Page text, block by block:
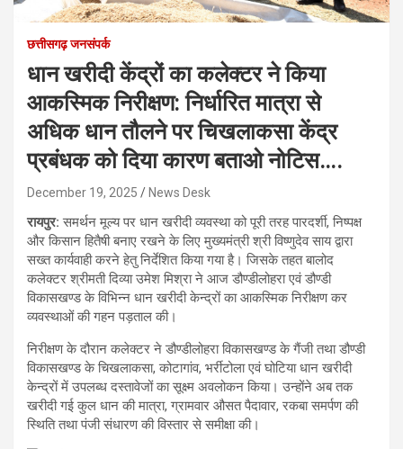
छत्तीसगढ़ जनसंपर्क
धान खरीदी केंद्रों का कलेक्टर ने किया
आकस्मिक निरीक्षण: निर्धारित मात्रा से
अधिक धान तौलने पर चिखलाकसा केंद्र
प्रबंधक को दिया कारण बताओ नोटिस….
December 19, 2025 News Desk
रायपुर:समर्थन मूल्य पर धान खरीदी व्यवस्था को पूरी तरह पारदर्शी, निष्पक्ष
और किसान हितैषी बनाए रखने के लिए मुख्यमंत्री श्री विष्णुदेव साय द्वारा
सख्त कार्यवाही करने हेतु निर्देशित किया गया है। जिसके तहत बालोद
कलेक्टर श्रीमती दिव्या उमेश मिश्रा ने आज डौण्डीलोहरा एवं डौण्डी
विकासखण्ड के विभिन्न धान खरीदी केन्द्रों का आकस्मिक निरीक्षण कर
व्यवस्थाओं की गहन पड़ताल की।
निरीक्षण के दौरान कलेक्टर ने डौण्डीलोहरा विकासखण्ड के गैंजी तथा डौण्डी
विकासखण्ड के चिखलाकसा, कोटागांव, भर्रीटोला एवं घोटिया धान खरीदी
केन्द्रों में उपलब्ध दस्तावेजों का सूक्ष्म अवलोकन किया। उन्होंने अब तक
खरीदी गई कुल धान की मात्रा, ग्रामवार औसत पैदावार, रकबा समर्पण की
स्थिति तथा पंजी संधारण की विस्तार से समीक्षा की।